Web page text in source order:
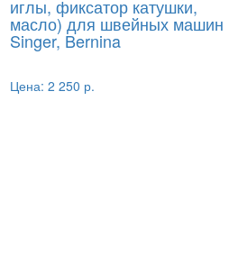
иглы, фиксатор катушки,
масло) для швейных машин
Singer, Bernina
Цена: 2 250 р.